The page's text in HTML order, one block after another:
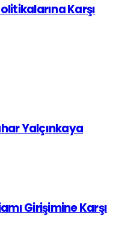
Karşı
Yalçınkaya
Girişimine Karşı